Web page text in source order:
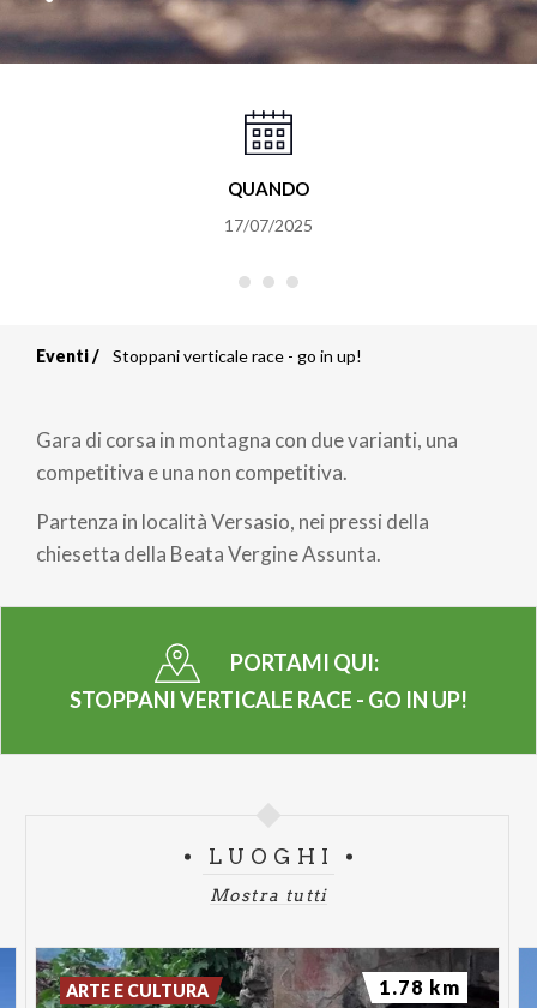
QUANDO
17/07/2025
Briciole
di
pane
Eventi Stoppani verticale race - go in up!
Gara di corsa in montagna con due varianti, una
competitiva e una non competitiva.
Partenza in località Versasio, nei pressi della
chiesetta della Beata Vergine Assunta.
PORTAMI QUI:
STOPPANI VERTICALE RACE - GO IN UP!
LUOGHI
Mostra tutti
ARTE E CULTURA 1.78 km